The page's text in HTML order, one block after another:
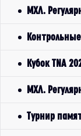
МХЛ.
Кубок TNA
МХЛ.
Турнир